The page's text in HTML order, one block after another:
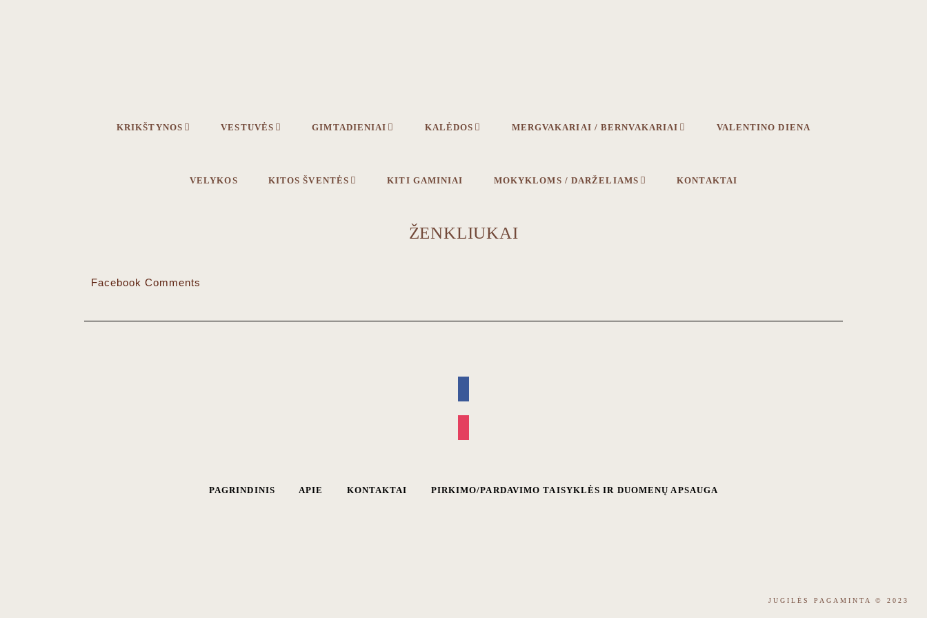
KRIKŠTYNOS VESTUVĖS GIMTADIENIAI KALĖDOS MERGVAKARIAI / BERNVAKARIAI VALENTINO DIENA
VELYKOS KITOS ŠVENTĖS KITI GAMINIAI MOKYKLOMS / DARŽELIAMS KONTAKTAI
ŽENKLIUKAI
Facebook Comments
PAGRINDINIS APIE KONTAKTAI PIRKIMO/PARDAVIMO TAISYKLĖS IR DUOMENŲ APSAUGA
JUGILĖS PAGAMINTA © 2023